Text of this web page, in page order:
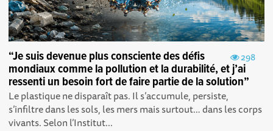
298
“Je suis devenue plus consciente des défis
mondiaux comme la pollution et la durabilité, et j’ai
ressenti un besoin fort de faire partie de la solution”
Le plastique ne disparaît pas. Il s’accumule, persiste,
s’infiltre dans les sols, les mers mais surtout… dans les corps
vivants. Selon l’Institut...